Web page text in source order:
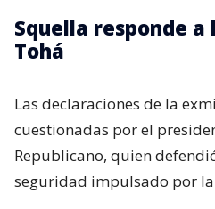
Squella responde
Tohá
Las declaraciones de la
cuestionadas por el
Republicano, quien
seguridad impulsado por